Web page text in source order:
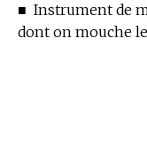
■ Instrument de
dont on mouche